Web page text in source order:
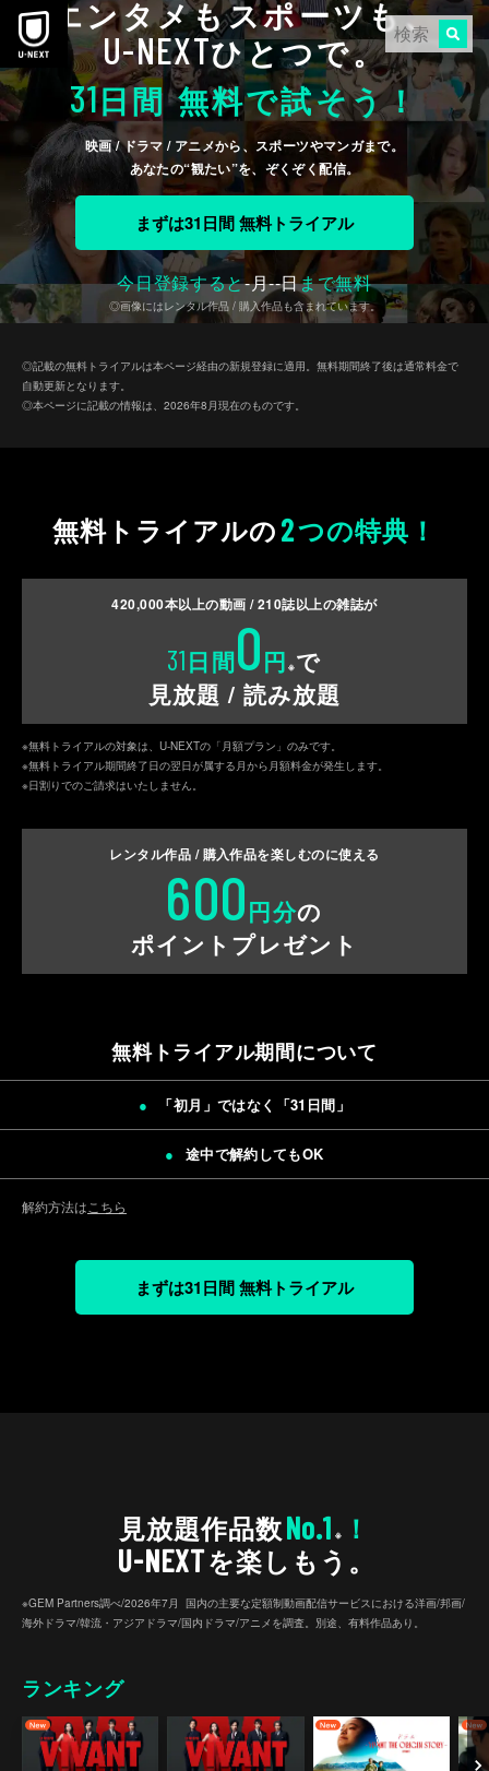
本文へスキップエンタメもスポーツも、
U-NEXTひとつで。
31日間 無料で試そう！
映画 / ドラマ / アニメから、スポーツやマンガまで。
あなたの“観たい”を、ぞくぞく配信。
まずは31日間 無料トライアル
今日登録すると-月--日まで無料
◎画像にはレンタル作品 / 購入作品も含まれています。
◎記載の無料トライアルは本ページ経由の新規登録に適用。無料期間終了後は通常料金で
自動更新となります。
◎本ページに記載の情報は、2026年8月現在のものです。
無料トライアルの2つの特典！
420,000本以上の動画 /210誌以上の雑誌が
31日間0円 ※で
見放題 / 読み放題
※無料トライアルの対象は、U-NEXTの「月額プラン」のみです。
※無料トライアル期間終了日の翌日が属する月から月額料金が発生します。
※日割りでのご請求はいたしません。
レンタル作品 / 購入作品を楽しむのに使える
600円分の
ポイントプレゼント
無料トライアル期間について
「初月」ではなく「31日間 」
途中で解約してもOK
解約方法は こちら
まずは31日間 無料トライアル
見放題作品数No.1 ※
！
U-NEXTを楽しもう。
※GEM Partners調べ/2026年7⽉ 国内の主要な定額制動画配信サービスにおける洋画/邦画/
海外ドラマ/韓流・アジアドラマ/国内ドラマ/アニメを調査。別途、有料作品あり。
ランキング